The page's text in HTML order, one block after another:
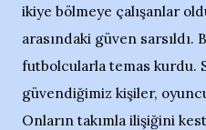
ikiye bölmeye çalışanlar
arasındaki güven sarsıldı.
futbolcularla temas kurdu.
güvendiğimiz kişiler,
Onların takımla ilişiğini